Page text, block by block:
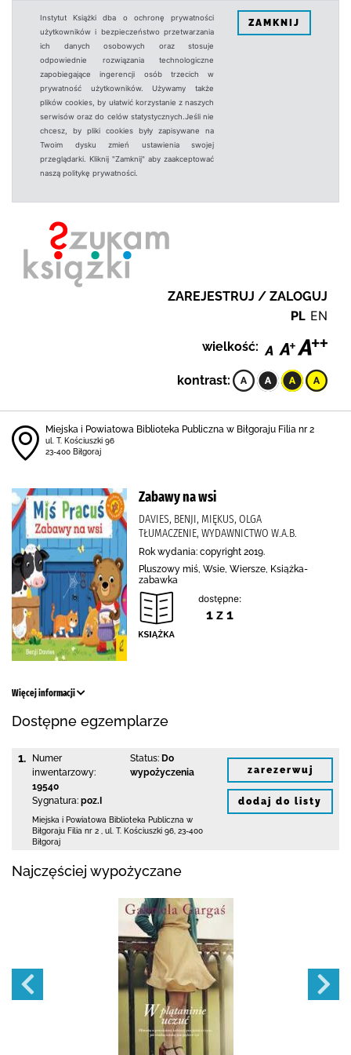
Instytut Książki dba o ochronę prywatności
użytkowników i bezpieczeństwo przetwarzania
ich danych osobowych oraz stosuje
odpowiednie rozwiązania technologiczne
zapobiegające ingerencji osób trzecich w
prywatność użytkowników. Używamy także
plików cookies, by ułatwić korzystanie z naszych
serwisów oraz do celów statystycznych.Jeśli nie
chcesz, by pliki cookies były zapisywane na
Twoim dysku zmień ustawienia swojej
przeglądarki. Kliknij "Zamknij" aby zaakceptować
naszą politykę prywatności.
ZAMKNIJ
ZAREJESTRUJ / ZALOGUJ
PL EN
wielkość:
kontrast:
Miejska i Powiatowa Biblioteka Publiczna w Biłgoraju Filia nr 2
ul. T. Kościuszki 96
23-400 Biłgoraj
Zabawy na wsi
DAVIES, BENJI, MIĘKUS, OLGA
TŁUMACZENIE, WYDAWNICTWO W.A.B.
Rok wydania: copyright 2019.
Pluszowy miś, Wsie, Wiersze, Książka-
zabawka
dostępne:
1 z 1
Więcej informacji
Dostępne egzemplarze
1.
Numer
inwentarzowy:
19540
Sygnatura: poz.I
Status: Do
wypożyczenia
Miejska i Powiatowa Biblioteka Publiczna w
Biłgoraju Filia nr 2
ul. T. Kościuszki 96 23-400
Biłgoraj
zarezerwuj
dodaj do listy
Najczęściej wypożyczane